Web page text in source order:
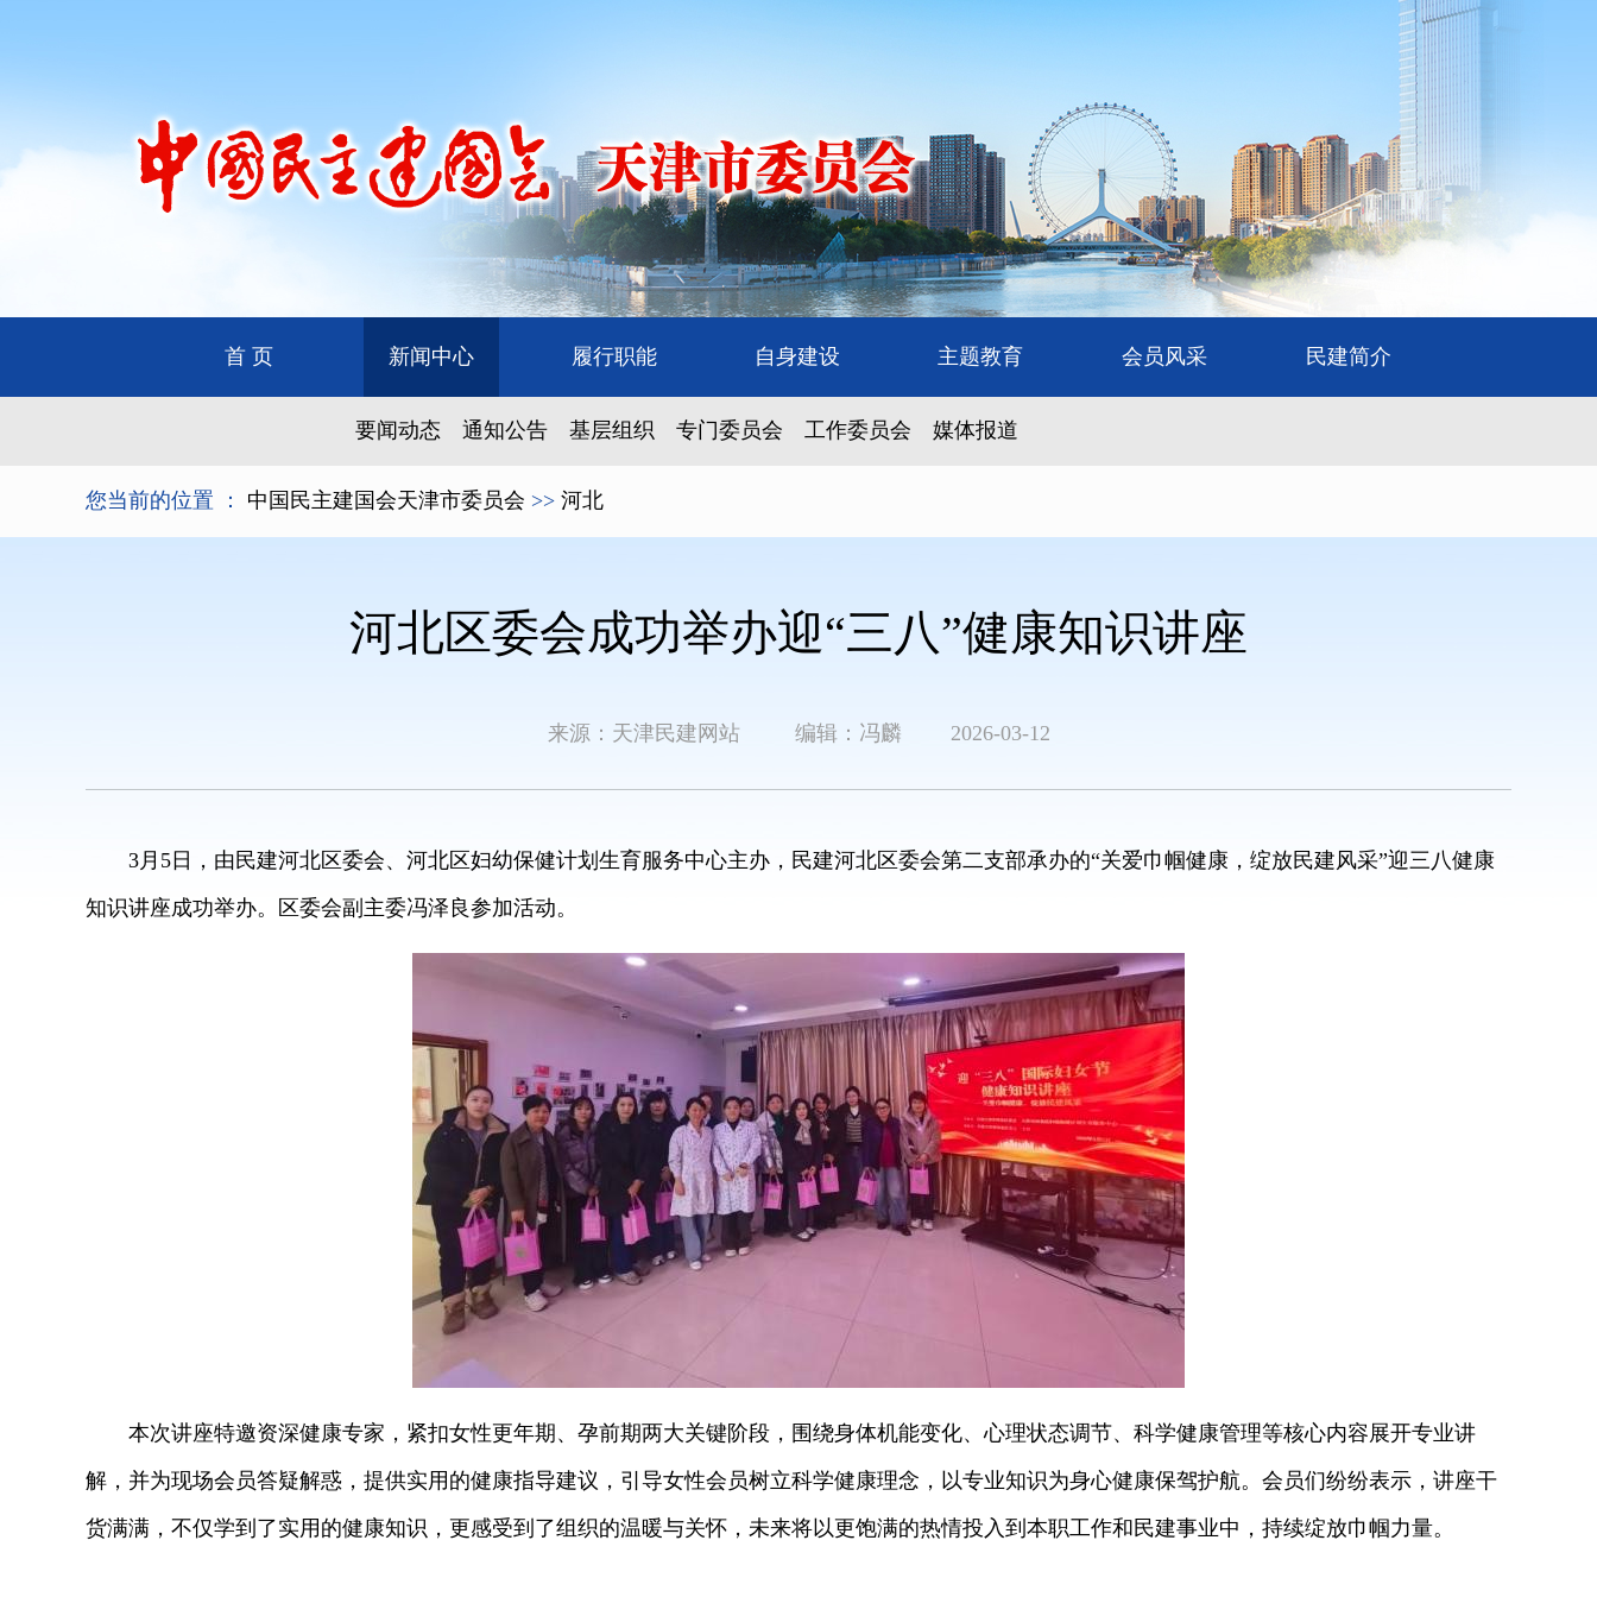
首 页 新闻中心 履行职能 自身建设 主题教育 会员风采 民建简介
要闻动态 通知公告 基层组织 专门委员会 工作委员会 媒体报道
您当前的位置 ： 中国民主建国会天津市委员会 >> 河北
河北区委会成功举办迎“三八”健康知识讲座
来源：天津民建网站 编辑：冯麟 2026-03-12
3月5日，由民建河北区委会、河北区妇幼保健计划生育服务中心主办，民建河北区委会第二支部承办的“关爱巾帼健康，绽放民建风采”迎三八健康
知识讲座成功举办。区委会副主委冯泽良参加活动。
本次讲座特邀资深健康专家，紧扣女性更年期、孕前期两大关键阶段，围绕身体机能变化、心理状态调节、科学健康管理等核心内容展开专业讲
解，并为现场会员答疑解惑，提供实用的健康指导建议，引导女性会员树立科学健康理念，以专业知识为身心健康保驾护航。会员们纷纷表示，讲座干
货满满，不仅学到了实用的健康知识，更感受到了组织的温暖与关怀，未来将以更饱满的热情投入到本职工作和民建事业中，持续绽放巾帼力量。